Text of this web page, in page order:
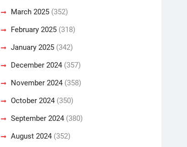
March 2025 (352)
February 2025 (318)
January 2025 (342)
December 2024 (357)
November 2024 (358)
October 2024 (350)
September 2024 (380)
August 2024 (352)